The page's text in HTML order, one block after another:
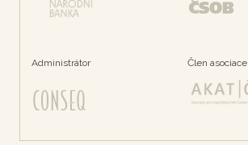
Administrátor Člen asociace